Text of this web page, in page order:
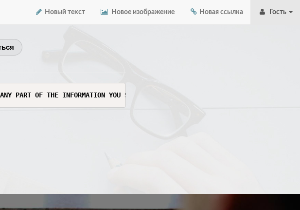
Новый текст Новое изображение Новая ссылка Гость
THE INFORMATION YOU SEE HERE. THIS INFORMATION IS SENSITIVE AND CAN